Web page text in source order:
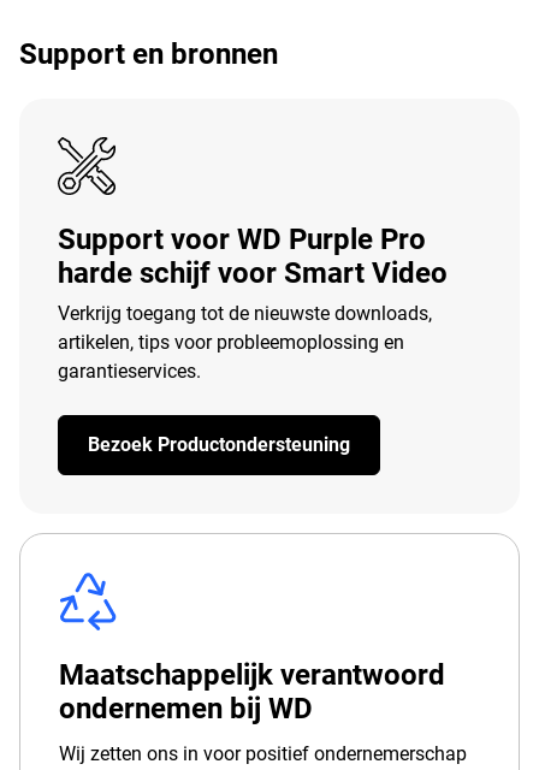
Support en bronnen
Support voor WD Purple Pro
harde schijf voor Smart Video
Verkrijg toegang tot de nieuwste downloads,
artikelen, tips voor probleemoplossing en
garantieservices.
Bezoek Productondersteuning
Maatschappelijk verantwoord
ondernemen bij WD
Wij zetten ons in voor positief ondernemerschap